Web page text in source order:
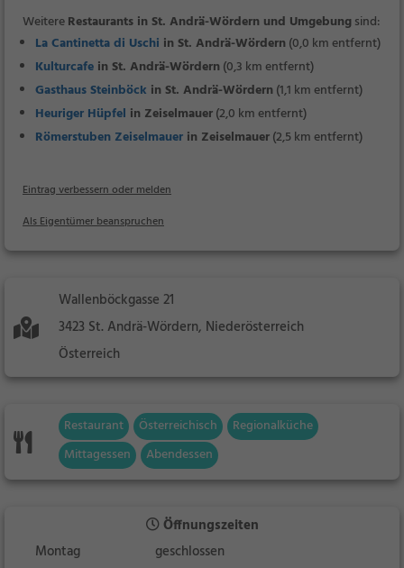
WeitereRestaurants in St. Andrä-Wördern und Umgebungsind:
La Cantinetta di Uschi in St. Andrä-Wördern (0,0 km entfernt)
Kulturcafe in St. Andrä-Wördern (0,3 km entfernt)
Gasthaus Steinböck in St. Andrä-Wördern (1,1 km entfernt)
Heuriger Hüpfel in Zeiselmauer(2,0 km entfernt)
Römerstuben Zeiselmauer in Zeiselmauer(2,5 km entfernt)
Eintrag verbessern oder melden
Als Eigentümer beanspruchen
Wallenböckgasse 21
3423 St. Andrä-Wördern, Niederösterreich
Österreich
Restaurant Österreichisch
Regionalküche
Mittagessen
Abendessen
Öffnungszeiten
Montag
geschlossen